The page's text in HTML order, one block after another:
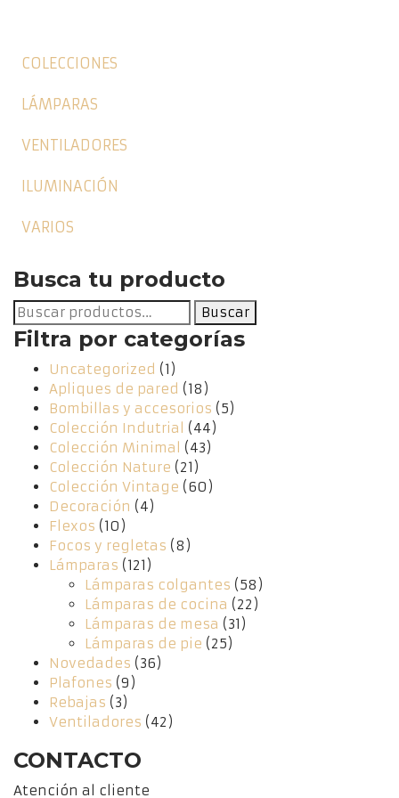
COLECCIONES
LÁMPARAS
VENTILADORES
ILUMINACIÓN
VARIOS
Busca tu producto
Buscar
por:
Buscar
Filtra por categorías
Uncategorized (1)
Apliques de pared (18)
Bombillas y accesorios (5)
Colección Indutrial (44)
Colección Minimal (43)
Colección Nature (21)
Colección Vintage (60)
Decoración (4)
Flexos (10)
Focos y regletas (8)
Lámparas (121)
Lámparas colgantes (58)
Lámparas de cocina (22)
Lámparas de mesa (31)
Lámparas de pie (25)
Novedades (36)
Plafones (9)
Rebajas (3)
Ventiladores (42)
CONTACTO
Atención al cliente